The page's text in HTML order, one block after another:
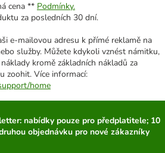
cena ** Podmínky.
za posledních 30 dní.
e-mailovou adresu k přímé reklamě na
služby. Můžete kdykoli vznést námitku,
kromě základních nákladů za
zoohit. Více informací:
home
nabídky pouze pro předplatitele; 10
objednávku pro nové zákazníky